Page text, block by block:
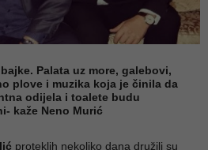
Palata uz more, galebovi,
plove i muzika koja je činila da
odijela i toalete budu
kaže Neno Murić
proteklih nekoliko dana družili su